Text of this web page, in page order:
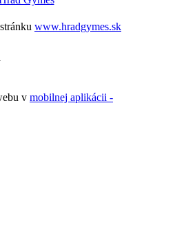
www.hradgymes.sk
v mobilnej aplikácii -